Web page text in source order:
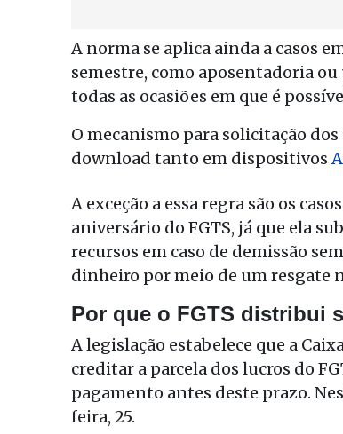
A norma se aplica ainda a casos
semestre, como aposentadoria
todas as ocasiões em que é
O mecanismo para solicitação
download tanto em dispositivos
A exceção a essa regra são os
aniversário do FGTS, já que ela
recursos em caso de demissão
dinheiro por meio de um resgate
Por que o FGTS distribui
A legislação estabelece que a
creditar a parcela dos lucros do
pagamento antes deste prazo.
feira, 25.